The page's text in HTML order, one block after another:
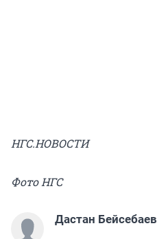
НГС.НОВОСТИ
Фото НГС
Дастан Бейсебаев